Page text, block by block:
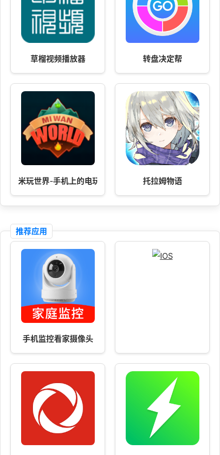
草榴视频播放器 转盘决定帮
米玩世界-手机上的电玩城 托拉姆物语
推荐应用
手机监控看家摄像头